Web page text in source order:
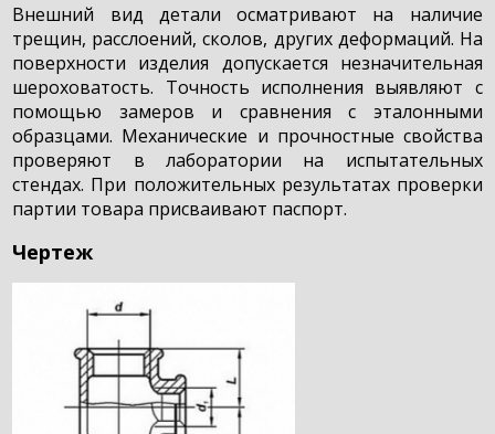
Внешний вид детали осматривают на наличие
трещин, расслоений, сколов, других деформаций. На
поверхности изделия допускается незначительная
шероховатость. Точность исполнения выявляют с
помощью замеров и сравнения с эталонными
образцами. Механические и прочностные свойства
проверяют в лаборатории на испытательных
стендах. При положительных результатах проверки
партии товара присваивают паспорт.
Чертеж